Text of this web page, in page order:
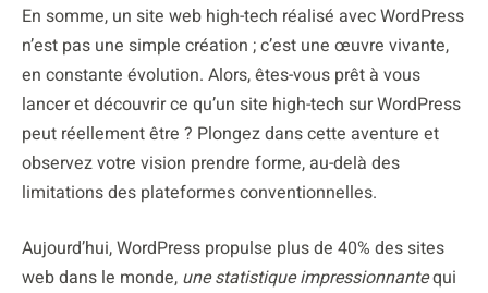
En somme, un site web high-tech réalisé avec WordPress
n’est pas une simple création ; c’est une œuvre vivante,
en constante évolution. Alors, êtes-vous prêt à vous
lancer et découvrir ce qu’un site high-tech sur WordPress
peut réellement être ? Plongez dans cette aventure et
observez votre vision prendre forme, au-delà des
limitations des plateformes conventionnelles.
Aujourd’hui, WordPress propulse plus de 40% des sites
web dans le monde, une statistique impressionnantequi